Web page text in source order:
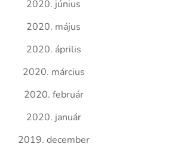
2020. június
2020. május
2020. április
2020. március
2020. február
2020. január
2019. december